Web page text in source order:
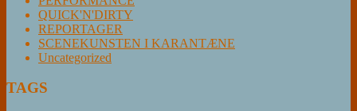
QUICK'N'DIRTY
REPORTAGER
SCENEKUNSTEN I KARANTÆNE
Uncategorized
TAGS